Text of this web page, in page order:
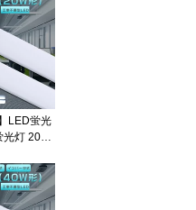
シーリン
ゃれ LED
ト 小型
シー
リビン
室 台所 廊
電力10W
LED蛍光
光灯 20W
灯 20W
形 LED蛍
管 LED蛍
蛍光灯 直